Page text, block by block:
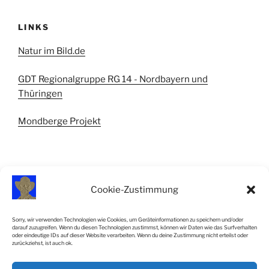
Cookie-Zustimmung
Sorry, wir verwenden Technologien wie Cookies, um Geräteinformationen zu speichern und/oder
darauf zuzugreifen. Wenn du diesen Technologien zustimmst, können wir Daten wie das Surfverhalten
oder eindeutige IDs auf dieser Website verarbeiten. Wenn du deine Zustimmung nicht erteilst oder
zurückziehst, ist auch ok.
LINKS
Natur im Bild.de
GDT Regionalgruppe RG 14 - Nordbayern und
Thüringen
Mondberge Projekt
IMPRESSUM
Impressum